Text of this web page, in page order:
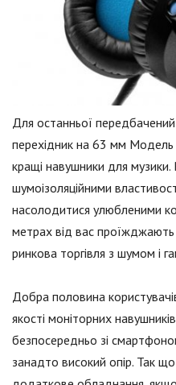
Для останньої передбачений
перехідник на 63 мм
кращі навушники для
шумоізоляційними
насолодитися улюбленими
метрах від вас
ринкова торгівля з шумом і
Добра половина
якості моніторних
безпосередньо зі
занадто високий опір. Так